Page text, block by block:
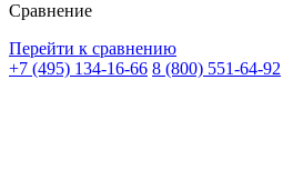
Сравнение
Перейти к сравнению
+7 (495) 134-16-66 8 (800) 551-64-92